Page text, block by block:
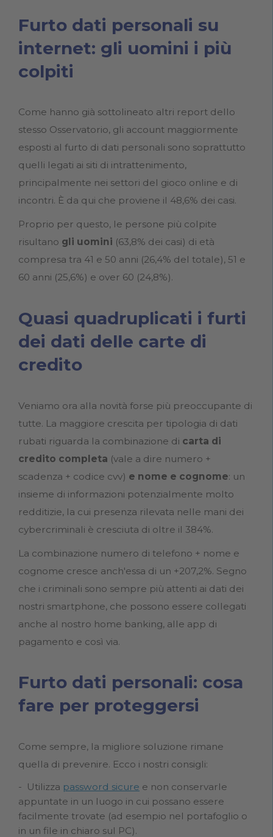
Furto dati personali su
internet: gli uomini i più
colpiti
Come hanno già sottolineato altri report dello
stesso Osservatorio, gli account maggiormente
esposti al furto di dati personali sono soprattutto
quelli legati ai siti di intrattenimento,
principalmente nei settori del gioco online e di
incontri. È da qui che proviene il 48,6% dei casi.
Proprio per questo, le persone più colpite
risultano gli uomini (63,8% dei casi) di età
compresa tra 41 e 50 anni (26,4% del totale), 51 e
60 anni (25,6%) e over 60 (24,8%).
Quasi quadruplicati i furti
dei dati delle carte di
credito
Veniamo ora alla novità forse più preoccupante di
tutte. La maggiore crescita per tipologia di dati
rubati riguarda la combinazione di carta di
credito completa (vale a dire numero +
scadenza + codice cvv) e nome e cognome: un
insieme di informazioni potenzialmente molto
redditizie, la cui presenza rilevata nelle mani dei
cybercriminali è cresciuta di oltre il 384%.
La combinazione numero di telefono + nome e
cognome cresce anch'essa di un +207,2%. Segno
che i criminali sono sempre più attenti ai dati dei
nostri smartphone, che possono essere collegati
anche al nostro home banking, alle app di
pagamento e così via.
Furto dati personali: cosa
fare per proteggersi
Come sempre, la migliore soluzione rimane
quella di prevenire. Ecco i nostri consigli:
Utilizza password sicure e non conservarle
appuntate in un luogo in cui possano essere
facilmente trovate (ad esempio nel portafoglio o
in un file in chiaro sul PC).